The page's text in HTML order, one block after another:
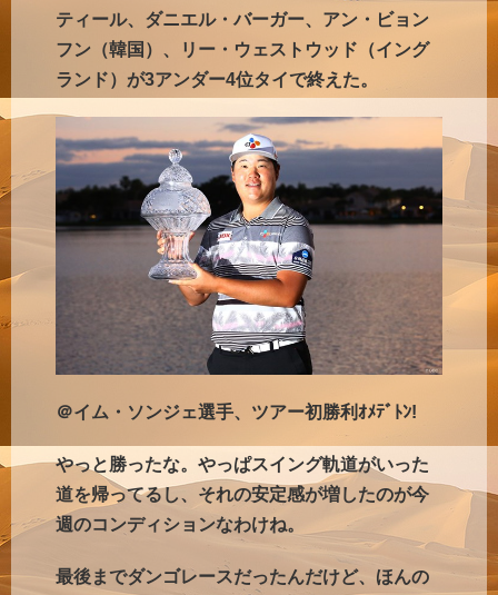
ティール、ダニエル・バーガー、アン・ビョン
フン（韓国）、リー・ウェストウッド（イング
ランド）が3アンダー4位タイで終えた。
＠イム・ソンジェ選手、ツアー初勝利ｵﾒﾃﾞﾄﾝ!
やっと勝ったな。やっぱスイング軌道がいった
道を帰ってるし、それの安定感が増したのが今
週のコンディションなわけね。
最後までダンゴレースだったんだけど、ほんの